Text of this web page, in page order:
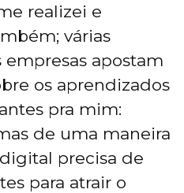
realizei e
várias
apostam
os aprendizados
pra mim:
de uma maneira
precisa de
para atrair o